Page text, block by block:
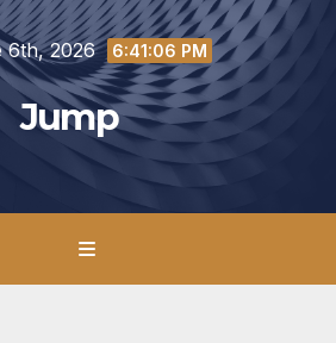
6th, 2026 6:41:08 PM
Jump